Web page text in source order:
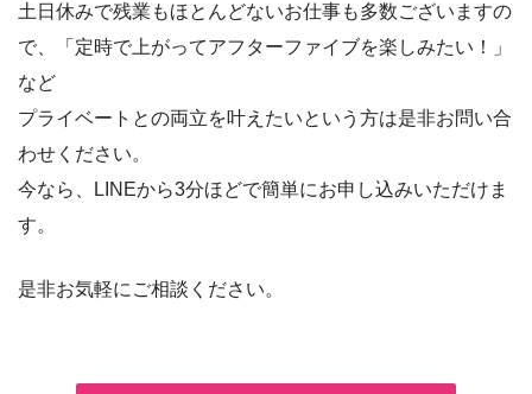
土日休みで残業もほとんどないお仕事も多数ございますの
で、「定時で上がってアフターファイブを楽しみたい！」
など
プライベートとの両立を叶えたいという方は是非お問い合
わせください。
今なら、LINEから3分ほどで簡単にお申し込みいただけま
す。
是非お気軽にご相談ください。